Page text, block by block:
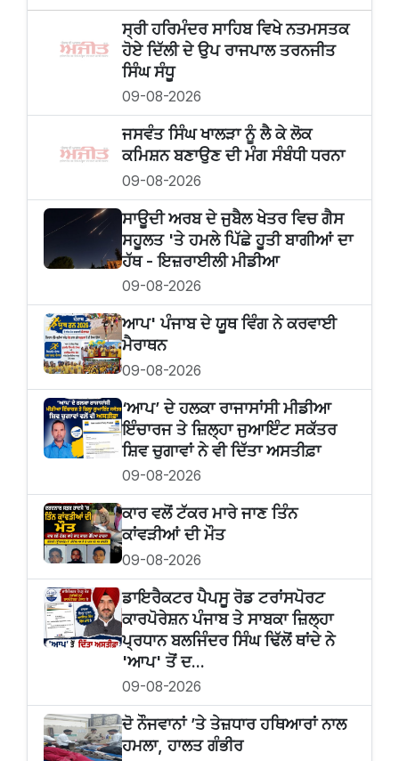
ਸ੍ਰੀ ਹਰਿਮੰਦਰ ਸਾਹਿਬ ਵਿਖੇ ਨਤਮਸਤਕ
ਹੋਏ ਦਿੱਲੀ ਦੇ ਉਪ ਰਾਜਪਾਲ ਤਰਨਜੀਤ
ਸਿੰਘ ਸੰਧੂ
09-08-2026
ਜਸਵੰਤ ਸਿੰਘ ਖਾਲੜਾ ਨੂੰ ਲੈ ਕੇ ਲੋਕ
ਕਮਿਸ਼ਨ ਬਣਾਉਣ ਦੀ ਮੰਗ ਸੰਬੰਧੀ ਧਰਨਾ
09-08-2026
ਸਾਊਦੀ ਅਰਬ ਦੇ ਜੁਬੈਲ ਖੇਤਰ ਵਿਚ ਗੈਸ
ਸਹੂਲਤ 'ਤੇ ਹਮਲੇ ਪਿੱਛੇ ਹੂਤੀ ਬਾਗੀਆਂ ਦਾ
ਹੱਥ - ਇਜ਼ਰਾਈਲੀ ਮੀਡੀਆ
09-08-2026
ਆਪ' ਪੰਜਾਬ ਦੇ ਯੂਥ ਵਿੰਗ ਨੇ ਕਰਵਾਈ
ਮੈਰਾਥਨ
09-08-2026
‘ਆਪ’ ਦੇ ਹਲਕਾ ਰਾਜਾਸਾਂਸੀ ਮੀਡੀਆ
ਇੰਚਾਰਜ ਤੇ ਜ਼ਿਲ੍ਹਾ ਜੁਆਇੰਟ ਸਕੱਤਰ
ਸ਼ਿਵ ਚੁਗਾਵਾਂ ਨੇ ਵੀ ਦਿੱਤਾ ਅਸਤੀਫ਼ਾ
09-08-2026
ਕਾਰ ਵਲੋਂ ਟੱਕਰ ਮਾਰੇ ਜਾਣ ਤਿੰਨ
ਕਾਂਵੜੀਆਂ ਦੀ ਮੌਤ
09-08-2026
ਡਾਇਰੈਕਟਰ ਪੈਪਸੂ ਰੋਡ ਟਰਾਂਸਪੋਰਟ
ਕਾਰਪੋਰੇਸ਼ਨ ਪੰਜਾਬ ਤੇ ਸਾਬਕਾ ਜ਼ਿਲ੍ਹਾ
ਪ੍ਰਧਾਨ ਬਲਜਿੰਦਰ ਸਿੰਘ ਢਿੱਲੋਂ ਥਾਂਦੇ ਨੇ
'ਆਪ' ਤੋਂ ਦ...
09-08-2026
ਦੋ ਨੌਜਵਾਨਾਂ ’ਤੇ ਤੇਜ਼ਧਾਰ ਹਥਿਆਰਾਂ ਨਾਲ
ਹਮਲਾ, ਹਾਲਤ ਗੰਭੀਰ